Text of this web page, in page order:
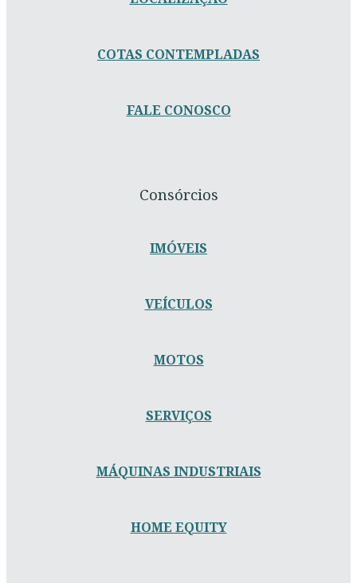
COTAS CONTEMPLADAS
FALE CONOSCO
Consórcios
IMÓVEIS
VEÍCULOS
MOTOS
SERVIÇOS
MÁQUINAS INDUSTRIAIS
HOME EQUITY